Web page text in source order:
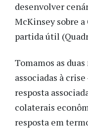
desenvolver
McKinsey sobre a
partida útil
Tomamos as
associadas à
resposta
colaterais
resposta em